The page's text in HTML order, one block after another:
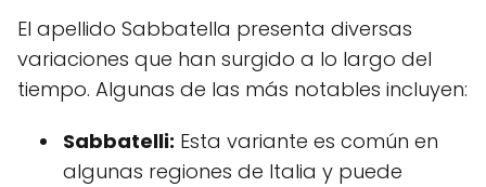
El apellido Sabbatella presenta diversas
variaciones que han surgido a lo largo del
tiempo. Algunas de las más notables incluyen:
Sabbatelli: Esta variante es común en
algunas regiones de Italia y puede